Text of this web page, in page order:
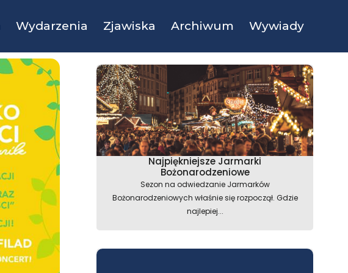
Wydarzenia Zjawiska Archiwum Wywiady
Najpiękniejsze Jarmarki
Bożonarodzeniowe
Sezon na odwiedzanie Jarmarków
Bożonarodzeniowych właśnie się rozpoczął. Gdzie
najlepiej...